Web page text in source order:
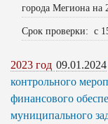
города Мегиона на
Срок проверки: с
2023 год 09.01.2024
контрольного
финансового
муниципального